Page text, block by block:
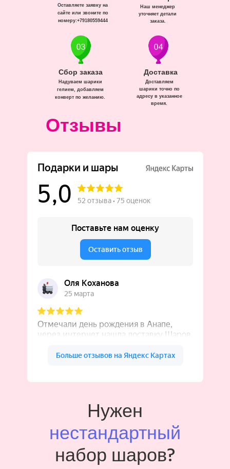
Доставка
Доставляем
шарики точно по
адресу в указанное
время.
Сбор заказа
Надуваем шарики
гелием, добавляем
конверт по желанию.
Оставляете заявку на
сайте или звоните по
номеру:+79180559444
Наш менеджер
уточняет детали
заказа.
Отзывы
Нужен
нестандартный
набор шаров?